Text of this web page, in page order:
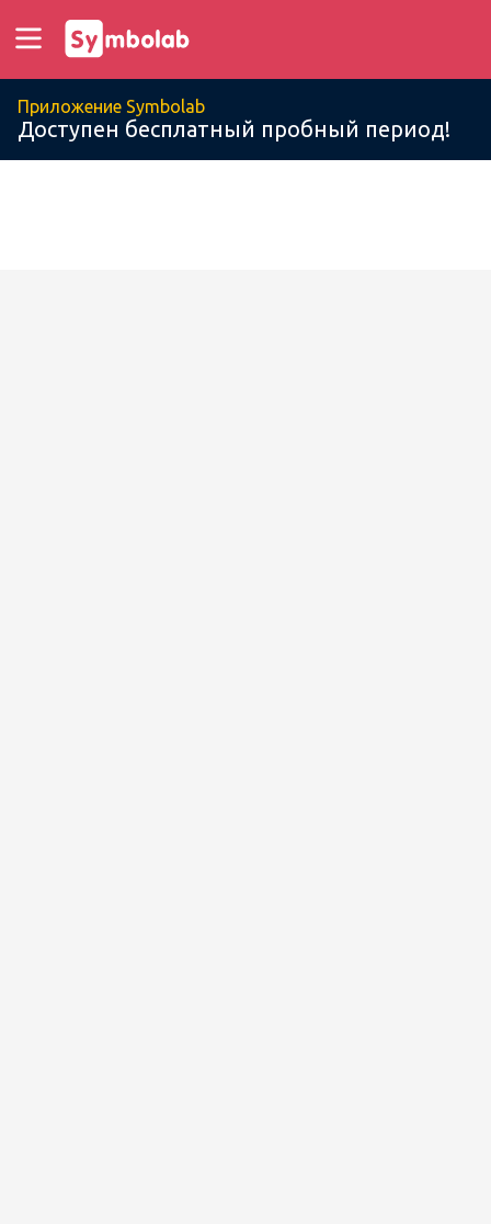
Приложение Symbolab
Доступен бесплатный пробный период!